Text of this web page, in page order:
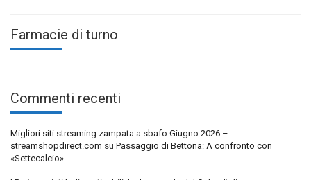
Farmacie di turno
Commenti recenti
Migliori siti streaming zampata a sbafo Giugno 2026 –
streamshopdirect.com su Passaggio di Bettona: A confronto con
«Settecalcio»